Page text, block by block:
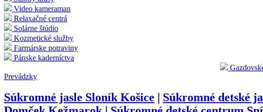
Video kameraman
Relaxačné centrá
Solárne štúdio
Kozmetické služby
Farmárske potraviny
Pánske kaderníctva
Prevádzky
Súkromné jasle Sloník Košice Súkromné detské